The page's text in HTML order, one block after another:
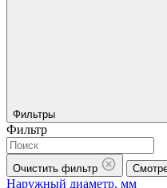
Фильтры
Фильтр
Очистить фильтр
Наружный диаметр, мм